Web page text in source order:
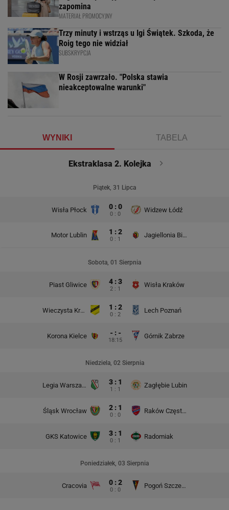
zapomina
MATERIAŁ PROMOCYJNY
Trzy minuty i wstrząs u Igi Świątek. Szkoda, że
Roig tego nie widział
SUBSKRYPCJA
W Rosji zawrzało. "Polska stawia
nieakceptowalne warunki"
WYNIKI TABELA
Ekstraklasa 2. Kolejka
Piątek, 31 Lipca
Wisła Płock 0 : 0
0 : 0
Widzew Łódź
Motor Lublin 1 : 2
0 : 1
Jagiellonia Białystok
Sobota, 01 Sierpnia
Piast Gliwice 4 : 3
2 : 1
Wisła Kraków
Wieczysta Kraków 1 : 2
0 : 2
Lech Poznań
Korona Kielce - : -
18:15
Górnik Zabrze
Niedziela, 02 Sierpnia
Legia Warszawa 3 : 1
1 : 1
Zagłębie Lubin
Śląsk Wrocław 2 : 1
0 : 0
Raków Częstochowa
GKS Katowice 3 : 1
0 : 1
Radomiak
Poniedziałek, 03 Sierpnia
Cracovia 0 : 2
0 : 0
Pogoń Szczecin